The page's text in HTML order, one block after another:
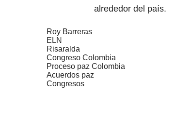
alrededor del país.
Roy Barreras
ELN
Risaralda
Congreso Colombia
Proceso paz Colombia
Acuerdos paz
Congresos